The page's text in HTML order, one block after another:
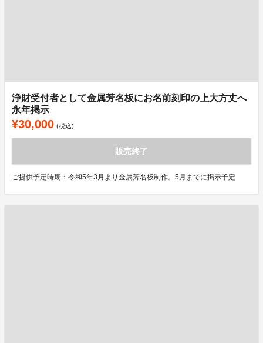
浄財受付者として金属芳名板にお名前刻印の上大方丈へ
永年掲示
¥30,000 (税込)
販売終了
ご提供予定時期：令和5年3月より金属芳名板制作。5月までに掲示予定